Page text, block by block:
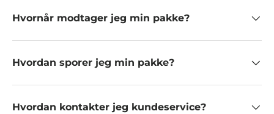
Hvornår modtager jeg min pakke?
Hvordan sporer jeg min pakke?
Hvordan kontakter jeg kundeservice?